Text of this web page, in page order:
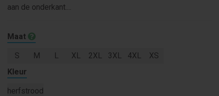
aan de onderkant....
Maat
S M L XL 2XL 3XL 4XL
XS
Kleur
herfstrood